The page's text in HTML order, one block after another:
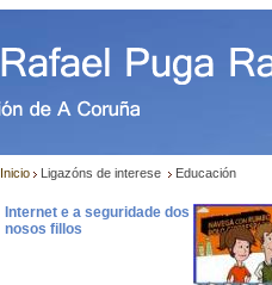
Inicio Ligazóns de interese Educación
Internet e a seguridade dos
nosos fillos